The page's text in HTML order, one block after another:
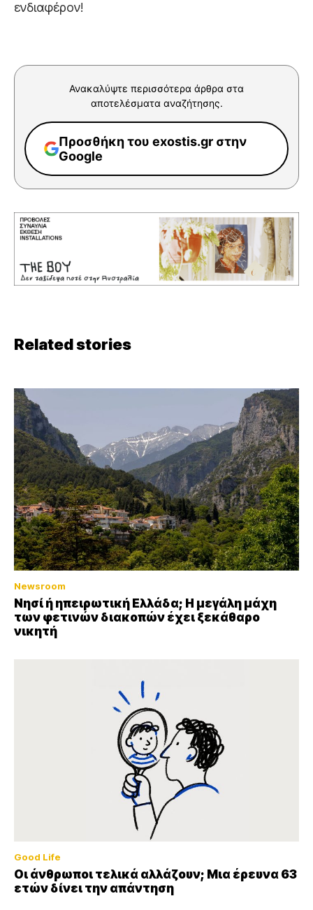
ενδιαφέρον!
Ανακαλύψτε περισσότερα άρθρα στα
αποτελέσματα αναζήτησης.
Προσθήκη του exostis.gr στην
Google
Related stories
Newsroom
Νησί ή ηπειρωτική Ελλάδα; Η μεγάλη μάχη
των φετινών διακοπών έχει ξεκάθαρο
νικητή
Good Life
Οι άνθρωποι τελικά αλλάζουν; Μια έρευνα 63
ετών δίνει την απάντηση